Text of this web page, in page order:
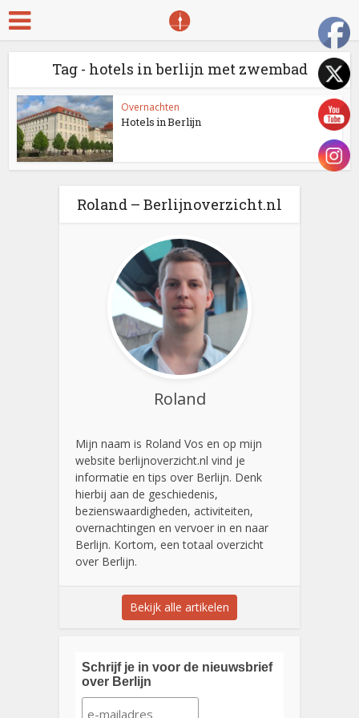
Tag - hotels in berlijn met zwembad
Overnachten
Hotels in Berlijn
Roland – Berlijnoverzicht.nl
Roland
Mijn naam is Roland Vos en op mijn
website berlijnoverzicht.nl vind je
informatie en tips over Berlijn. Denk
hierbij aan de geschiedenis,
bezienswaardigheden, activiteiten,
overnachtingen en vervoer in en naar
Berlijn. Kortom, een totaal overzicht
over Berlijn.
Bekijk alle artikelen
Schrijf je in voor de nieuwsbrief
over Berlijn